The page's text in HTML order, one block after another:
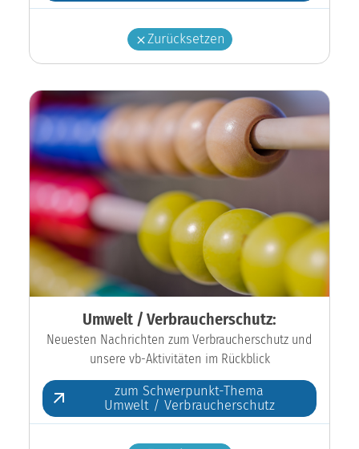
Zurücksetzen
Umwelt / Verbraucherschutz:
Neuesten Nachrichten zum Verbraucherschutz und
unsere vb-Aktivitäten im Rückblick
zum Schwerpunkt-Thema
Umwelt / Verbraucherschutz